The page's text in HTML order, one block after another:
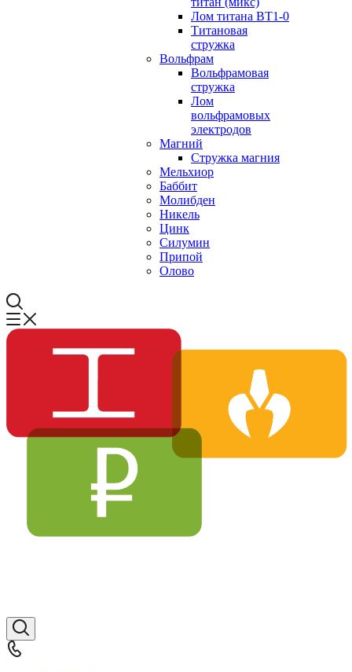
Лом титана ВТ1-0
Титановая
стружка
Вольфрам
Вольфрамовая
стружка
Лом
вольфрамовых
электродов
Магний
Стружка магния
Мельхиор
Баббит
Молибден
Никель
Цинк
Силумин
Припой
Олово